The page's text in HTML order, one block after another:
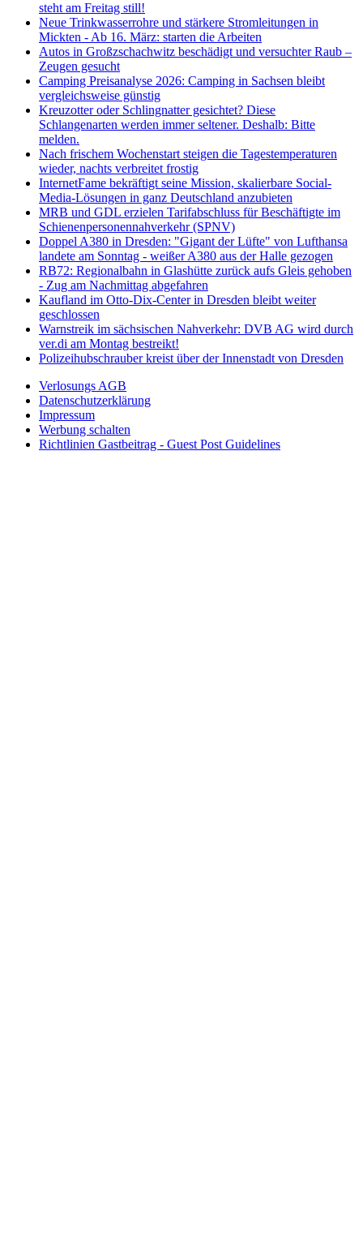
steht am Freitag still!
Neue Trinkwasserrohre und stärkere Stromleitungen in
Mickten - Ab 16. März: starten die Arbeiten
Autos in Großzschachwitz beschädigt und versuchter Raub –
Zeugen gesucht
Camping Preisanalyse 2026: Camping in Sachsen bleibt
vergleichsweise günstig
Kreuzotter oder Schlingnatter gesichtet? Diese
Schlangenarten werden immer seltener. Deshalb: Bitte
melden.
Nach frischem Wochenstart steigen die Tagestemperaturen
wieder, nachts verbreitet frostig
InternetFame bekräftigt seine Mission, skalierbare Social-
Media-Lösungen in ganz Deutschland anzubieten
MRB und GDL erzielen Tarifabschluss für Beschäftigte im
Schienenpersonennahverkehr (SPNV)
Doppel A380 in Dresden: "Gigant der Lüfte" von Lufthansa
landete am Sonntag - weißer A380 aus der Halle gezogen
RB72: Regionalbahn in Glashütte zurück aufs Gleis gehoben
- Zug am Nachmittag abgefahren
Kaufland im Otto-Dix-Center in Dresden bleibt weiter
geschlossen
Warnstreik im sächsischen Nahverkehr: DVB AG wird durch
ver.di am Montag bestreikt!
Polizeihubschrauber kreist über der Innenstadt von Dresden
Verlosungs AGB
Datenschutzerklärung
Impressum
Werbung schalten
Richtlinien Gastbeitrag - Guest Post Guidelines